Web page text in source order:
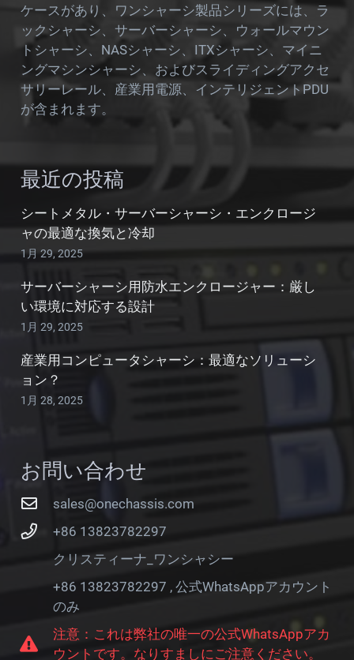
ケースがあり、ワンシャーシ製品シリーズには、ラ
ックシャーシ、サーバーシャーシ、ウォールマウン
トシャーシ、NASシャーシ、ITXシャーシ、マイニ
ングマシンシャーシ、およびスライディングアクセ
サリーレール、産業用電源、インテリジェントPDU
が含まれます。
最近の投稿
シートメタル・サーバーシャーシ・エンクロージ
ャの最適な換気と冷却
1月 29, 2025
サーバーシャーシ用防水エンクロージャー：厳し
い環境に対応する設計
1月 29, 2025
産業用コンピュータシャーシ：最適なソリューシ
ョン？
1月 28, 2025
お問い合わせ
sales@onechassis.com
+86 13823782297
クリスティーナ_ワンシャシー
+86 13823782297 , 公式WhatsAppアカウント
のみ
注意：これは弊社の唯一の公式WhatsAppアカ
ウントです。なりすましにご注意ください。